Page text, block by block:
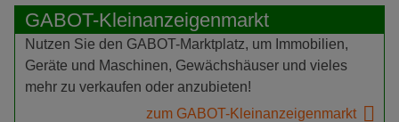
GABOT-Kleinanzeigenmarkt
Nutzen Sie den GABOT-Marktplatz, um Immobilien,
Geräte und Maschinen, Gewächshäuser und vieles
mehr zu verkaufen oder anzubieten!
zum GABOT-Kleinanzeigenmarkt